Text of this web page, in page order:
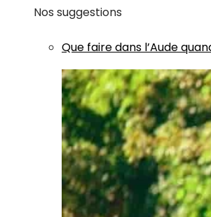
Nos suggestions
Que faire dans l’Aude